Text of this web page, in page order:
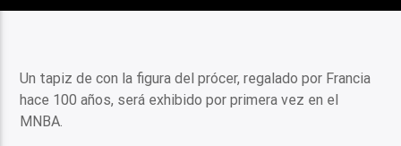
Un tapiz de con la figura del prócer, regalado por Francia
hace 100 años, será exhibido por primera vez en el
MNBA.